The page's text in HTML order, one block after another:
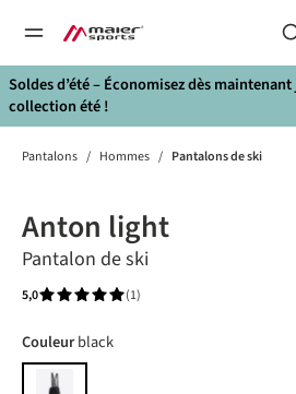
principal
Soldes d’été – Économisez dès maintenant
collection été !
Pantalons / Hommes / Pantalons de ski
Anton light
Pantalon de ski
5,0 (1)
Choisir
Couleurblack